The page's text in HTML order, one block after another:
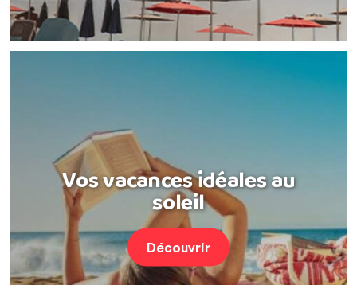
Vos vacances idéales au
soleil
Découvrir